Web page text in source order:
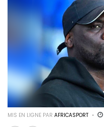
MIS EN LIGNE PAR AFRICASPORT